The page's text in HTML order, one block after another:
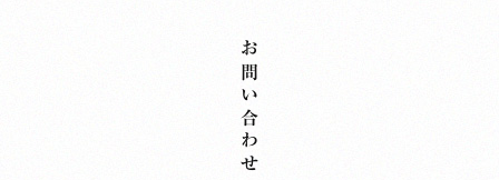
お問い合わせ